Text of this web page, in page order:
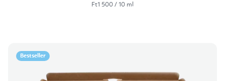
Egységár:
Ft1 500 / 10 ml
Bestseller